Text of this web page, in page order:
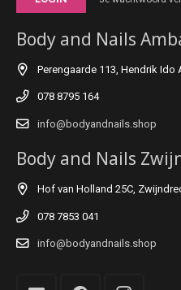
Body and Nails
Perengaarde 113, Hendrik Ido
078 8795 164
info@bodyandnails.shop
Body and Nails
Hof van Holland 25C,
078 7853 041
info@bodyandnails.shop